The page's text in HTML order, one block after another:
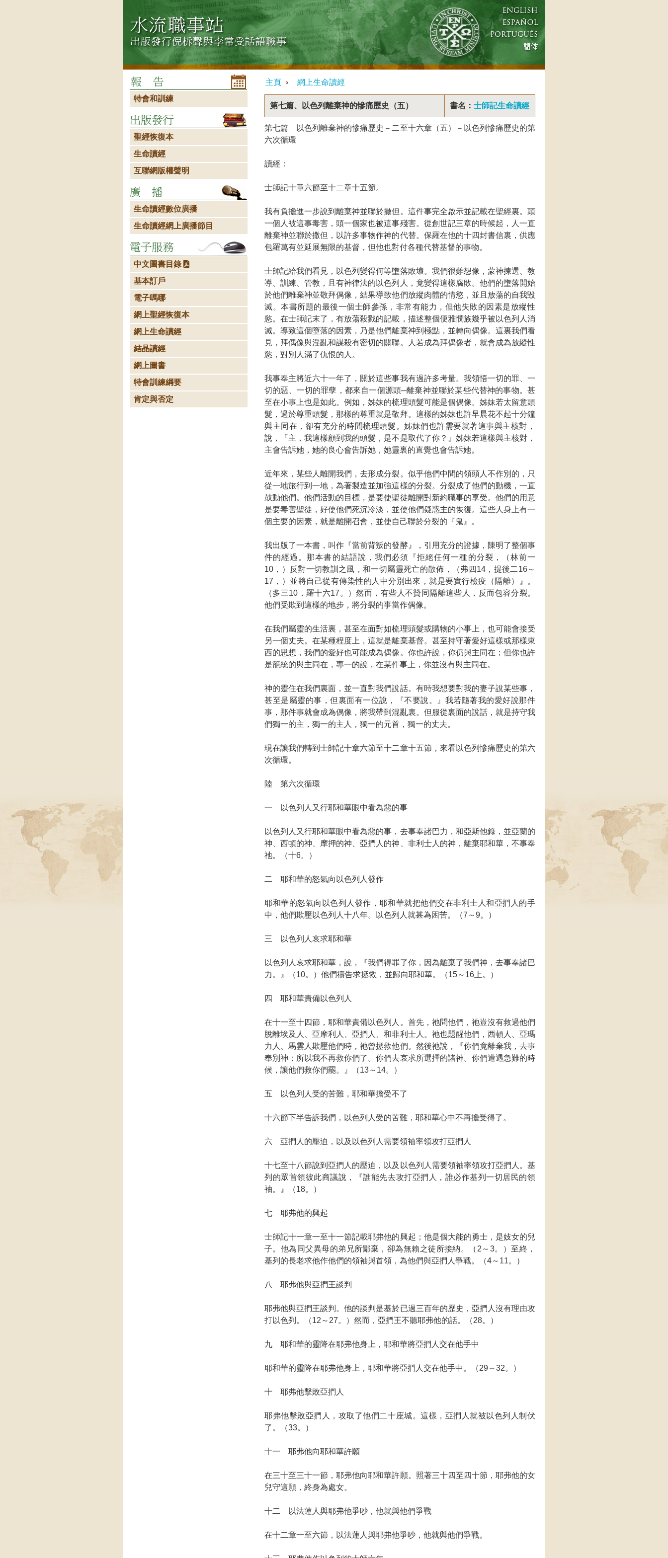
主頁 網上生命讀經
第七篇、以色列離棄神的慘痛歷史（五） 書名： 士師記生命讀經
第七篇 以色列離棄神的慘痛歷史－二至十六章（五）－以色列慘痛歷史的第
六次循環
讀經：
士師記十章六節至十二章十五節。
我有負擔進一步說到離棄神並聯於撒但。這件事完全啟示並記載在聖經裏。頭
一個人被這事毒害，頭一個家也被這事殘害。從創世記三章的時候起，人一直
離棄神並聯於撒但，以許多事物作神的代替。保羅在他的十四封書信裏，供應
包羅萬有並延展無限的基督，但他也對付各種代替基督的事物。
士師記給我們看見，以色列變得何等墮落敗壞。我們很難想像，蒙神揀選、教
導、訓練、管教，且有神律法的以色列人，竟變得這樣腐敗。他們的墮落開始
於他們離棄神並敬拜偶像，結果導致他們放縱肉體的情慾，並且放蕩的自我毀
滅。本書所題的最後一個士師參孫，非常有能力，但他失敗的因素是放縱性
慾。在士師記末了，有放蕩殺戮的記載，描述整個便雅憫族幾乎被以色列人消
滅。導致這個墮落的因素，乃是他們離棄神到極點，並轉向偶像。這裏我們看
見，拜偶像與淫亂和謀殺有密切的關聯。人若成為拜偶像者，就會成為放縱性
慾，對別人滿了仇恨的人。
我事奉主將近六十一年了，關於這些事我有過許多考量。我領悟一切的罪、一
切的惡、一切的罪孽，都來自一個源頭─離棄神並聯於某些代替神的事物。甚
至在小事上也是如此。例如，姊妹的梳理頭髮可能是個偶像。姊妹若太留意頭
髮，過於尊重頭髮，那樣的尊重就是敬拜。這樣的姊妹也許早晨花不起十分鐘
與主同在，卻有充分的時間梳理頭髮。姊妹們也許需要就著這事與主核對，
說，『主，我這樣顧到我的頭髮，是不是取代了你？』姊妹若這樣與主核對，
主會告訴她，她的良心會告訴她，她靈裏的直覺也會告訴她。
近年來，某些人離開我們，去形成分裂。似乎他們中間的領頭人不作別的，只
從一地旅行到一地，為著製造並加強這樣的分裂。分裂成了他們的動機，一直
鼓動他們。他們活動的目標，是要使聖徒離開對新約職事的享受。他們的用意
是要毒害聖徒，好使他們死沉冷淡，並使他們疑惑主的恢復。這些人身上有一
個主要的因素，就是離開召會，並使自己聯於分裂的『鬼』。
我出版了一本書，叫作『當前背叛的發酵』，引用充分的證據，陳明了整個事
件的經過。那本書的結語說，我們必須『拒絕任何一種的分裂，（林前一
10，）反對一切教訓之風，和一切屬靈死亡的散佈，（弗四14，提後二16～
17，）並將自己從有傳染性的人中分別出來，就是要實行檢疫（隔離）』。
（多三10，羅十六17。）然而，有些人不贊同隔離這些人，反而包容分裂。
他們受欺到這樣的地步，將分裂的事當作偶像。
在我們屬靈的生活裏，甚至在面對如梳理頭髮或購物的小事上，也可能會接受
另一個丈夫。在某種程度上，這就是離棄基督。甚至持守著愛好這樣或那樣東
西的思想，我們的愛好也可能成為偶像。你也許說，你仍與主同在；但你也許
是籠統的與主同在，專一的說，在某件事上，你並沒有與主同在。
神的靈住在我們裏面，並一直對我們說話。有時我想要對我的妻子說某些事，
甚至是屬靈的事，但裏面有一位說，『不要說。』我若隨著我的愛好說那件
事，那件事就會成為偶像，將我帶到混亂裏。但服從裏面的說話，就是持守我
們獨一的主，獨一的主人，獨一的元首，獨一的丈夫。
現在讓我們轉到士師記十章六節至十二章十五節，來看以色列慘痛歷史的第六
次循環。
陸 第六次循環
一 以色列人又行耶和華眼中看為惡的事
以色列人又行耶和華眼中看為惡的事，去事奉諸巴力，和亞斯他錄，並亞蘭的
神、西頓的神、摩押的神、亞捫人的神、非利士人的神，離棄耶和華，不事奉
祂。（十6。）
二 耶和華的怒氣向以色列人發作
耶和華的怒氣向以色列人發作，耶和華就把他們交在非利士人和亞捫人的手
中，他們欺壓以色列人十八年。以色列人就甚為困苦。（7～9。）
三 以色列人哀求耶和華
以色列人哀求耶和華，說，『我們得罪了你，因為離棄了我們神，去事奉諸巴
力。』（10。）他們禱告求拯救，並歸向耶和華。（15～16上。）
四 耶和華責備以色列人
在十一至十四節，耶和華責備以色列人。首先，祂問他們，祂豈沒有救過他們
脫離埃及人、亞摩利人、亞捫人、和非利士人。祂也題醒他們，西頓人、亞瑪
力人、馬雲人欺壓他們時，祂曾拯救他們。然後祂說，『你們竟離棄我，去事
奉別神；所以我不再救你們了。你們去哀求所選擇的諸神。你們遭遇急難的時
候，讓他們救你們罷。』（13～14。）
五 以色列人受的苦難，耶和華擔受不了
十六節下半告訴我們，以色列人受的苦難，耶和華心中不再擔受得了。
六 亞捫人的壓迫，以及以色列人需要領袖率領攻打亞捫人
十七至十八節說到亞捫人的壓迫，以及以色列人需要領袖率領攻打亞捫人。基
列的眾首領彼此商議說，『誰能先去攻打亞捫人，誰必作基列一切居民的領
袖。』（18。）
七 耶弗他的興起
士師記十一章一至十一節記載耶弗他的興起；他是個大能的勇士，是妓女的兒
子。他為同父異母的弟兄所鄙棄，卻為無賴之徒所接納。（2～3。）至終，
基列的長老求他作他們的領袖與首領，為他們與亞捫人爭戰。（4～11。）
八 耶弗他與亞捫王談判
耶弗他與亞捫王談判。他的談判是基於已過三百年的歷史，亞捫人沒有理由攻
打以色列。（12～27。）然而，亞捫王不聽耶弗他的話。（28。）
九 耶和華的靈降在耶弗他身上，耶和華將亞捫人交在他手中
耶和華的靈降在耶弗他身上，耶和華將亞捫人交在他手中。（29～32。）
十 耶弗他擊敗亞捫人
耶弗他擊敗亞捫人，攻取了他們二十座城。這樣，亞捫人就被以色列人制伏
了。（33。）
十一 耶弗他向耶和華許願
在三十至三十一節，耶弗他向耶和華許願。照著三十四至四十節，耶弗他的女
兒守這願，終身為處女。
十二 以法蓮人與耶弗他爭吵，他就與他們爭戰
在十二章一至六節，以法蓮人與耶弗他爭吵，他就與他們爭戰。
特會和訓練
聖經恢復本
生命讀經
互聯網版權聲明
生命讀經數位廣播
生命讀經網上廣播節目
中文圖書目錄
基本訂戶
電子嗎哪
網上聖經恢復本
網上生命讀經
結晶讀經
網上圖書
特會訓練綱要
肯定與否定